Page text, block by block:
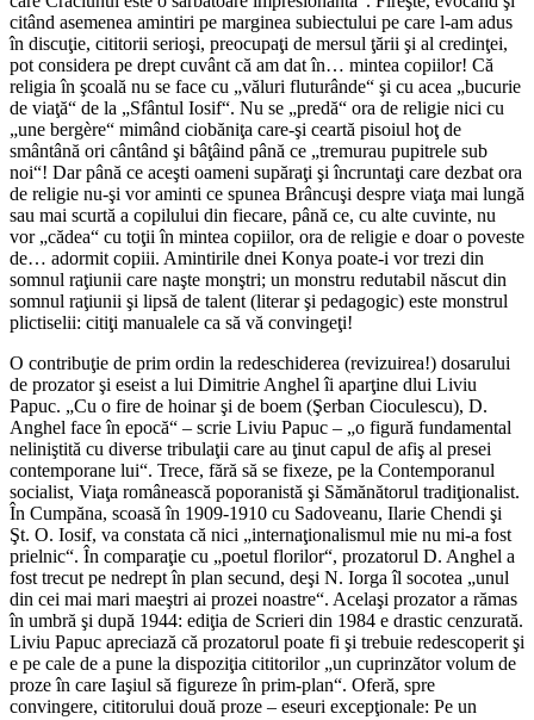
citând asemenea amintiri pe marginea subiectului pe care l-am adus
în discuţie, cititorii serioşi, preocupaţi de mersul ţării şi al credinţei,
pot considera pe drept cuvânt că am dat în… mintea copiilor! Că
religia în şcoală nu se face cu „văluri fluturânde“ şi cu acea „bucurie
de viaţă“ de la „Sfântul Iosif“. Nu se „predă“ ora de religie nici cu
„une bergère“ mimând ciobăniţa care-şi ceartă pisoiul hoţ de
smântână ori cântând şi bâţâind până ce „tremurau pupitrele sub
noi“! Dar până ce aceşti oameni supăraţi şi încruntaţi care dezbat ora
de religie nu-şi vor aminti ce spunea Brâncuşi despre viaţa mai lungă
sau mai scurtă a copilului din fiecare, până ce, cu alte cuvinte, nu
vor „cădea“ cu toţii în mintea copiilor, ora de religie e doar o poveste
de… adormit copiii. Amintirile dnei Konya poate-i vor trezi din
somnul raţiunii care naşte monştri; un monstru redutabil născut din
somnul raţiunii şi lipsă de talent (literar şi pedagogic) este monstrul
plictiselii: citiţi manualele ca să vă convingeţi!
O contribuţie de prim ordin la redeschiderea (revizuirea!) dosarului
de prozator şi eseist a lui Dimitrie Anghel îi aparţine dlui Liviu
Papuc. „Cu o fire de hoinar şi de boem (Şerban Cioculescu), D.
Anghel face în epocă“ – scrie Liviu Papuc – „o figură fundamental
neliniştită cu diverse tribulaţii care au ţinut capul de afiş al presei
contemporane lui“. Trece, fără să se fixeze, pe la Contemporanul
socialist, Viaţa românească poporanistă şi Sămănătorul tradiţionalist.
În Cumpăna, scoasă în 1909-1910 cu Sadoveanu, Ilarie Chendi şi
Şt. O. Iosif, va constata că nici „internaţionalismul mie nu mi-a fost
prielnic“. În comparaţie cu „poetul florilor“, prozatorul D. Anghel a
fost trecut pe nedrept în plan secund, deşi N. Iorga îl socotea „unul
din cei mai mari maeştri ai prozei noastre“. Acelaşi prozator a rămas
în umbră şi după 1944: ediţia de Scrieri din 1984 e drastic cenzurată.
Liviu Papuc apreciază că prozatorul poate fi şi trebuie redescoperit şi
e pe cale de a pune la dispoziţia cititorilor „un cuprinzător volum de
proze în care Iaşiul să figureze în prim-plan“. Oferă, spre
convingere, cititorului două proze – eseuri excepţionale: Pe un